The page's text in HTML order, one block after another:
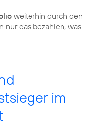
weiterhin durch den
nur das bezahlen, was
im